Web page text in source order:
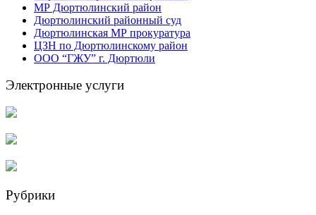
МР Дюртюлинский район
Дюртюлинский районный суд
Дюртюлинская МР прокуратура
ЦЗН по Дюртюлинскому район
ООО “ГЖУ” г. Дюртюли
Электронные услуги
Рубрики